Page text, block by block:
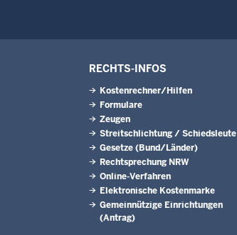
RECHTS-INFOS
Kostenrechner/Hilfen
Formulare
Zeugen
Streitschlichtung / Schiedsleute
Gesetze (Bund/Länder)
Rechtsprechung NRW
Online-Verfahren
Elektronische Kostenmarke
Gemeinnützige Einrichtungen
(Antrag)